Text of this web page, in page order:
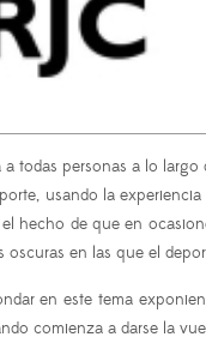
personas a lo
usando la
de que en
en las que el
en este tema
comienza a darse la